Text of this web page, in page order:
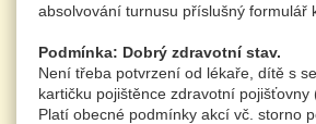
absolvování turnusu příslušný formulář
Podmínka: Dobrý zdravotní stav.
Není třeba potvrzení od lékaře, dítě s
kartičku pojištěnce zdravotní pojišťovny
Platí obecné podmínky akcí vč. storno